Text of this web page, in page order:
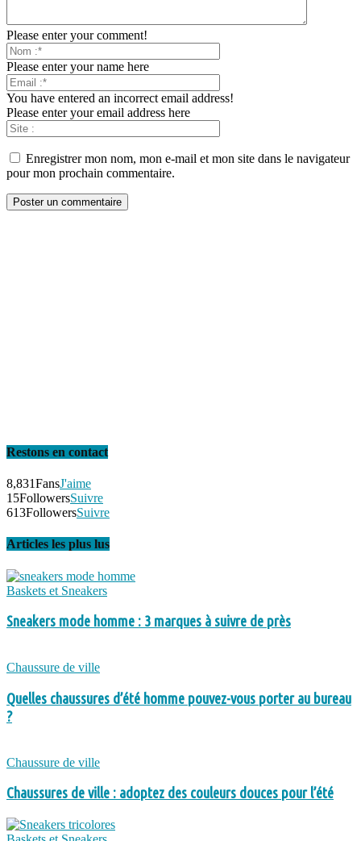
Please enter your comment!
Please enter your name here
You have entered an incorrect email address!
Please enter your email address here
Enregistrer mon nom, mon e-mail et mon site dans le navigateur
pour mon prochain commentaire.
Restons en contact
8,831FansJ'aime
15FollowersSuivre
613FollowersSuivre
Articles les plus lus
Baskets et Sneakers
Sneakers mode homme : 3 marques à suivre de près
Chaussure de ville
Quelles chaussures d’été homme pouvez-vous porter au bureau
?
Chaussure de ville
Chaussures de ville : adoptez des couleurs douces pour l’été